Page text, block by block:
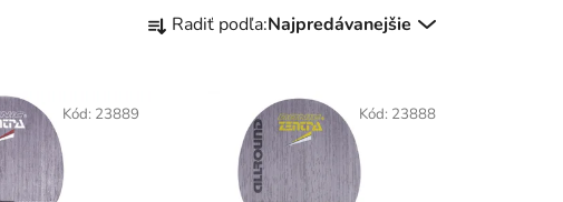
a Radiť podľa:Najpredávanejšie
Kód: 23889 Kód: 23888